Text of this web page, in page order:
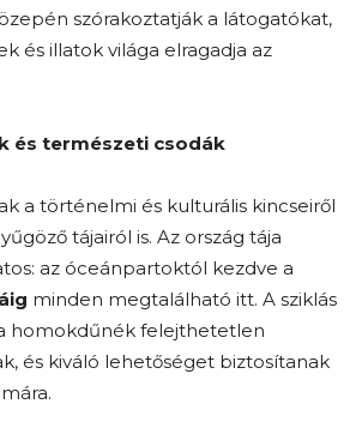
szórakoztatják a látogatókat,
és illatok világa elragadja az
és természeti csodák
a történelmi és kulturális kincseiről
tájairól is. Az ország tája
az óceánpartoktól kezdve a
minden megtalálható itt. A sziklás
homokdűnék felejthetetlen
és kiváló lehetőséget biztosítanak